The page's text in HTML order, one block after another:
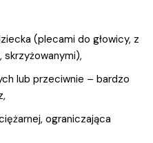
(plecami do głowicy, z
lub przeciwnie – bardzo
ograniczająca